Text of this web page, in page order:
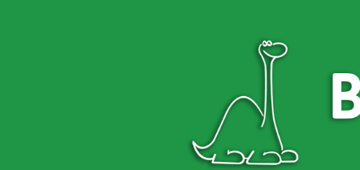
Brontosaurus
Brontosaurus